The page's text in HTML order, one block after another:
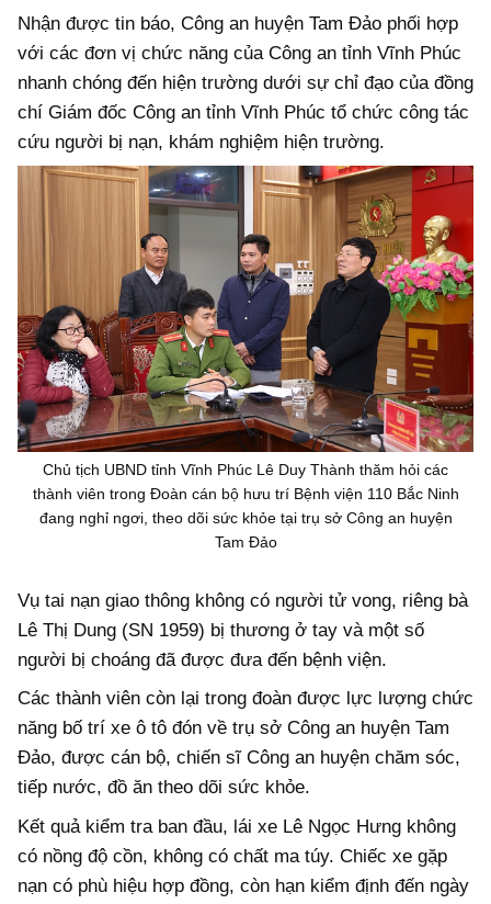
Nhận được tin báo, Công an huyện Tam Đảo phối hợp
với các đơn vị chức năng của Công an tỉnh Vĩnh Phúc
nhanh chóng đến hiện trường dưới sự chỉ đạo của đồng
chí Giám đốc Công an tỉnh Vĩnh Phúc tổ chức công tác
cứu người bị nạn, khám nghiệm hiện trường.
Chủ tịch UBND tỉnh Vĩnh Phúc Lê Duy Thành thăm hỏi các
thành viên trong Đoàn cán bộ hưu trí Bệnh viện 110 Bắc Ninh
đang nghỉ ngơi, theo dõi sức khỏe tại trụ sở Công an huyện
Tam Đảo
Vụ tai nạn giao thông không có người tử vong, riêng bà
Lê Thị Dung (SN 1959) bị thương ở tay và một số
người bị choáng đã được đưa đến bệnh viện.
Các thành viên còn lại trong đoàn được lực lượng chức
năng bố trí xe ô tô đón về trụ sở Công an huyện Tam
Đảo, được cán bộ, chiến sĩ Công an huyện chăm sóc,
tiếp nước, đồ ăn theo dõi sức khỏe.
Kết quả kiểm tra ban đầu, lái xe Lê Ngọc Hưng không
có nồng độ cồn, không có chất ma túy. Chiếc xe gặp
nạn có phù hiệu hợp đồng, còn hạn kiểm định đến ngày